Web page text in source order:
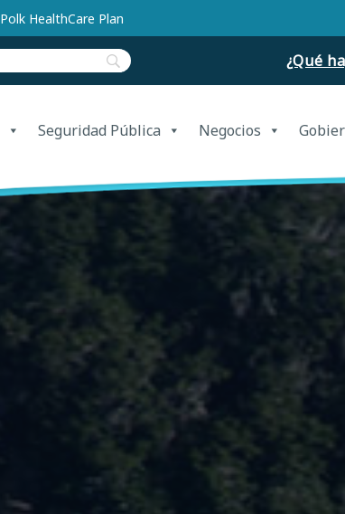
Polk HealthCare Plan
¿Qué
Seguridad Pública Negocios